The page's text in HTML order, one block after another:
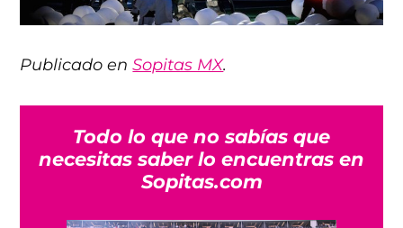
Publicado enSopitas MX.
Todo lo que no sabías que
necesitas saber lo encuentras en
Sopitas.com